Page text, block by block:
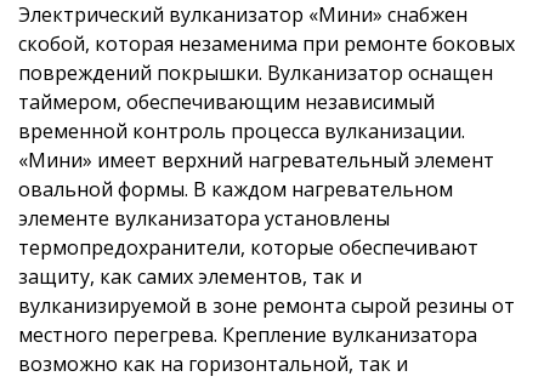
Электрический вулканизатор «Мини» снабжен
скобой, которая незаменима при ремонте боковых
повреждений покрышки. Вулканизатор оснащен
таймером, обеспечивающим независимый
временной контроль процесса вулканизации.
«Мини» имеет верхний нагревательный элемент
овальной формы. В каждом нагревательном
элементе вулканизатора установлены
термопредохранители, которые обеспечивают
защиту, как самих элементов, так и
вулканизируемой в зоне ремонта сырой резины от
местного перегрева. Крепление вулканизатора
возможно как на горизонтальной, так и